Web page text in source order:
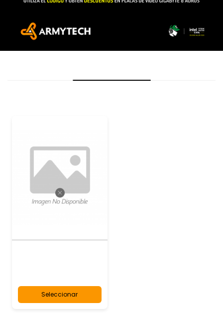
Seleccionar